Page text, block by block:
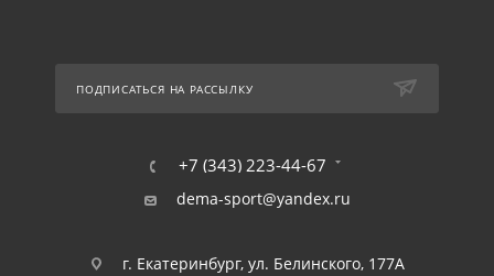
ПОДПИСАТЬСЯ НА РАССЫЛКУ
+7 (343) 223-44-67
dema-sport@yandex.ru
г. Екатеринбург, ул. Белинского, 177А